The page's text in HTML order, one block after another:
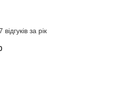
за рік